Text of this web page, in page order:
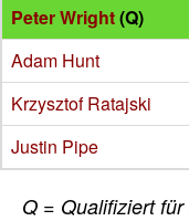
Peter Wright(Q)
Adam Hunt
Krzysztof Ratajski
Justin Pipe
Q = Qualifiziert